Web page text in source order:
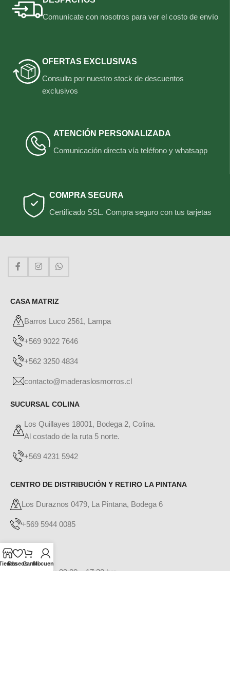
Comunícate con nosotros para ver el costo de envío
OFERTAS EXCLUSIVAS
Consulta por nuestro stock de descuentos
exclusivos
ATENCIÓN PERSONALIZADA
Comunicación directa vía teléfono y whatsapp
COMPRA SEGURA
Certificado SSL. Compra seguro con tus tarjetas
CASA MATRIZ
Barros Luco 2561, Lampa
+569 9022 7646
+562 3250 4834
contacto@maderaslosmorros.cl
SUCURSAL COLINA
Los Quillayes 18001, Bodega 2, Colina.
Al costado de la ruta 5 norte.
+569 4231 5942
CENTRO DE DISTRIBUCIÓN Y RETIRO LA PINTANA
Los Duraznos 0479, La Pintana, Bodega 6
+569 5944 0085
HORARIO
Lunes a Viernes: 09:00 – 17:30 hrs
DeseosCarritoMi cuenta